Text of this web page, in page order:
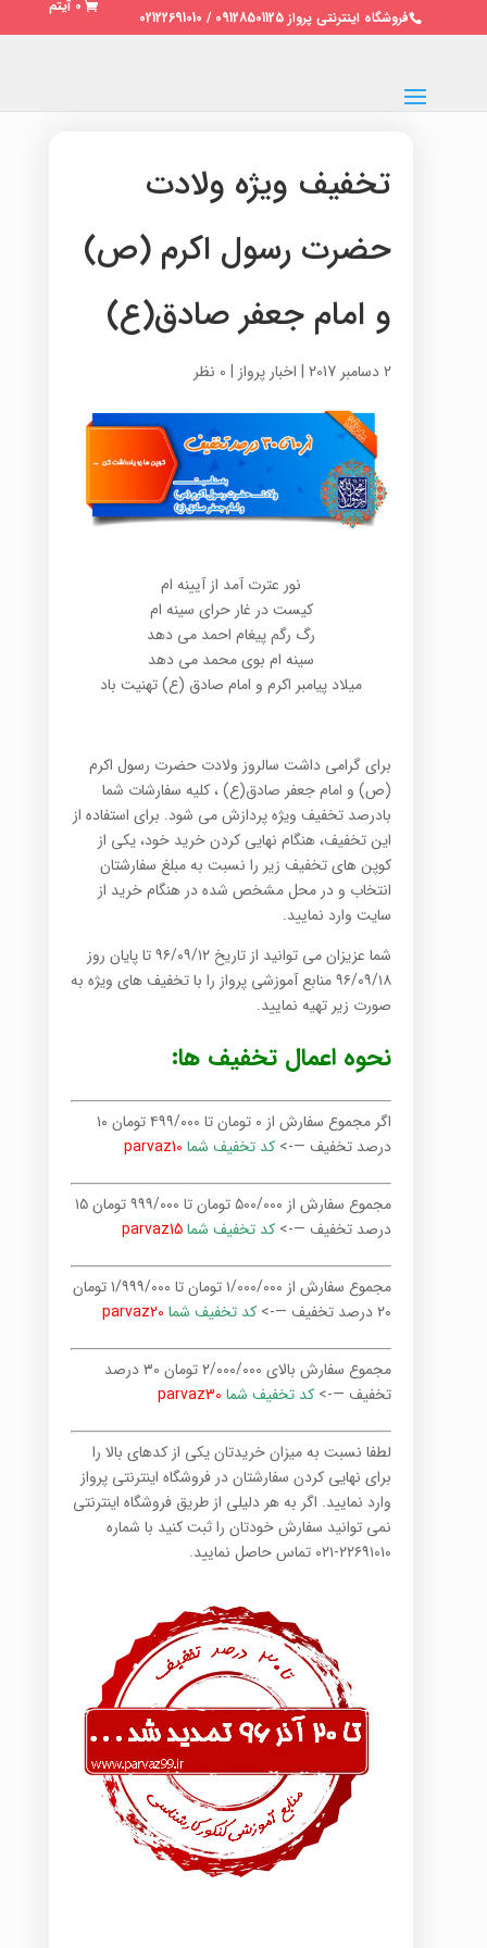
فروشگاه اینترنتی پرواز 09128501125 / 02122691010
0 آیتم
تخفیف ویژه ولادت
حضرت رسول اکرم (ص)
و امام جعفر صادق(ع)
2 دسامبر 2017 | اخبار پرواز | 0 نظر
نور عترت آمد از آیینه ام
کیست در غار حرای سینه ام
رگ رگم پیغام احمد می دهد
سینه ام بوی محمد می دهد
میلاد پیامبر اکرم و امام صادق (ع) تهنیت باد
برای گرامی داشت سالروز ولادت حضرت رسول اکرم
(ص) و امام جعفر صادق(ع) ، کلیه سفارشات شما
بادرصد تخفیف ویژه پردازش می شود. برای استفاده از
این تخفیف، هنگام نهایی کردن خرید خود، یکی از
کوپن های تخفیف زیر را نسبت به مبلغ سفارشتان
انتخاب و در محل مشخص شده در هنگام خرید از
سایت وارد نمایید.
شما عزیزان می توانید از تاریخ ۹۶/۰۹/۱۲ تا پایان روز
۹۶/۰۹/۱۸ منابع آموزشی پرواز را با تخفیف های ویژه به
صورت زیر تهیه نمایید.
نحوه اعمال تخفیف ها:
اگر مجموع سفارش از ۰ تومان تا ۴۹۹/۰۰۰ تومان ۱۰
درصد تخفیف —-> کد تخفیف شما parvaz10
مجموع سفارش از ۵۰۰/۰۰۰ تومان تا ۹۹۹/۰۰۰ تومان ۱۵
درصد تخفیف —-> کد تخفیف شماparvaz15
مجموع سفارش از ۱/۰۰۰/۰۰۰ تومان تا ۱/۹۹۹/۰۰۰ تومان
۲۰ درصد تخفیف —->
کد تخفیف شما parvaz20
مجموع سفارش بالای ۲/۰۰۰/۰۰۰ تومان ۳۰ درصد
تخفیف —-> کد تخفیف شما parvaz30
لطفا نسبت به میزان خریدتان یکی از کدهای بالا را
برای نهایی کردن سفارشتان در فروشگاه اینترنتی پرواز
وارد نمایید. اگر به هر دلیلی از طریق فروشگاه اینترنتی
نمی توانید سفارش خودتان را ثبت کنید با شماره
۲۲۶۹۱۰۱۰-۰۲۱ تماس حاصل نمایید.